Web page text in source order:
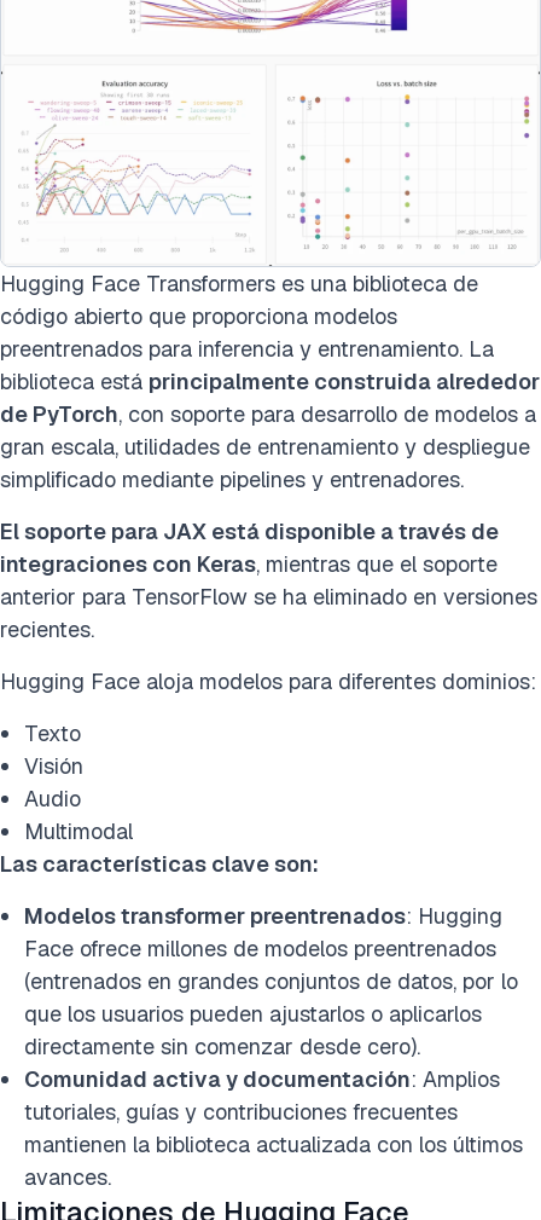
Hugging Face Transformers es una biblioteca de
código abierto que proporciona modelos
preentrenados para inferencia y entrenamiento. La
biblioteca está principalmente construida alrededor
de PyTorch, con soporte para desarrollo de modelos a
gran escala, utilidades de entrenamiento y despliegue
simplificado mediante pipelines y entrenadores.
El soporte para JAX está disponible a través de
integraciones con Keras, mientras que el soporte
anterior para TensorFlow se ha eliminado en versiones
recientes.
Hugging Face aloja modelos para diferentes dominios:
Texto
Visión
Audio
Multimodal
Las características clave son:
Modelos transformer preentrenados: Hugging
Face ofrece millones de modelos preentrenados
(entrenados en grandes conjuntos de datos, por lo
que los usuarios pueden ajustarlos o aplicarlos
directamente sin comenzar desde cero).
Comunidad activa y documentación: Amplios
tutoriales, guías y contribuciones frecuentes
mantienen la biblioteca actualizada con los últimos
avances.